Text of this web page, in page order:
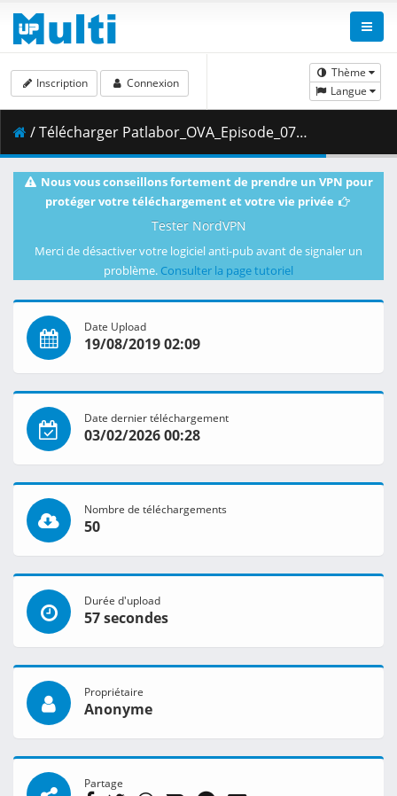
Thème
Langue
Inscription Connexion
/ Télécharger Patlabor_OVA_Episode_07__Player_Edition___x264_AC3_.mp4.002 ( 479.39 MB )
Nous vous conseillons fortement de prendre un VPN pour
protéger votre téléchargement et votre vie privée
Tester NordVPN
Merci de désactiver votre logiciel anti-pub avant de signaler un
problème. Consulter la page tutoriel
Date Upload
19/08/2019 02:09
Date dernier téléchargement
03/02/2026 00:28
Nombre de téléchargements
50
Durée d'upload
57 secondes
Propriétaire
Anonyme
Partage